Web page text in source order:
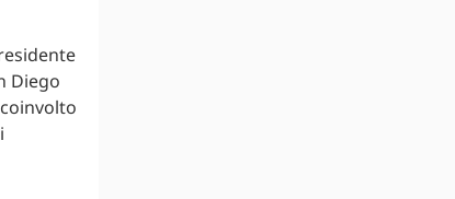
Diego